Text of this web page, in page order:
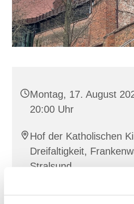
Montag, 17. August
20:00 Uhr
Hof der Katholischen
Dreifaltigkeit,
Stralsund
Sabine Petters